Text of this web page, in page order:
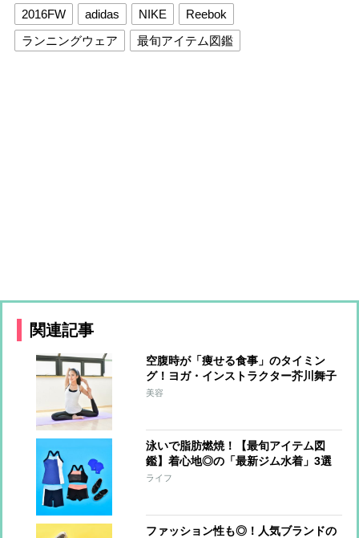
2016FW adidas NIKE
Reebok
ランニングウェア
最旬アイテム図鑑
関連記事
空腹時が「痩せる食事」のタイミン
グ！ヨガ・インストラクター芥川舞子
さんの【美痩せ習慣】
美容
泳いで脂肪燃焼！【最旬アイテム図
鑑】着心地◎の「最新ジム水着」3選
ライフ
ファッション性も◎！人気ブランドの